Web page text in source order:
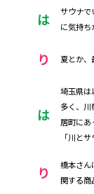
は
サウナで
に気持ち
り 夏とか、
は
埼玉県は
多く、川
居町にあ
「川と
り
橋本さん
関する商